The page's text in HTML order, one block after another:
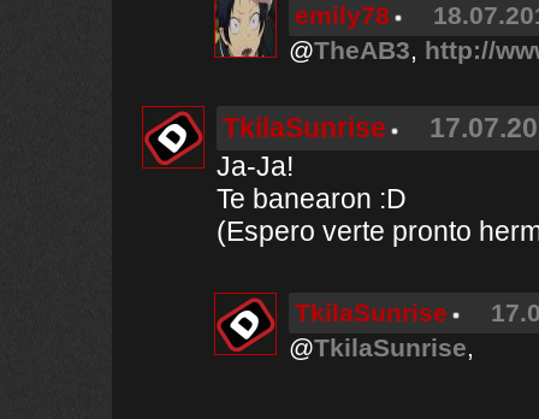
emily78
@TheAB3, http://
TkilaSunrise
Ja-Ja!
Te banearon :D
(Espero verte pronto
TkilaSunrise
@TkilaSunrise,